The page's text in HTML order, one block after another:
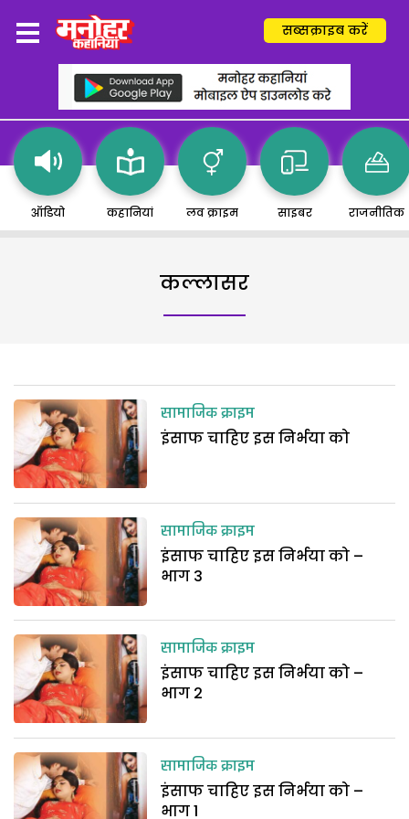
सब्सक्राइब करें
ऑडियो कहानियां लव क्राइम साइबर राजनीतिक
कल्लासर
सामाजिक क्राइम
इंसाफ चाहिए इस निर्भया को
सामाजिक क्राइम
इंसाफ चाहिए इस निर्भया को –
भाग 3
सामाजिक क्राइम
इंसाफ चाहिए इस निर्भया को –
भाग 2
सामाजिक क्राइम
इंसाफ चाहिए इस निर्भया को –
भाग 1